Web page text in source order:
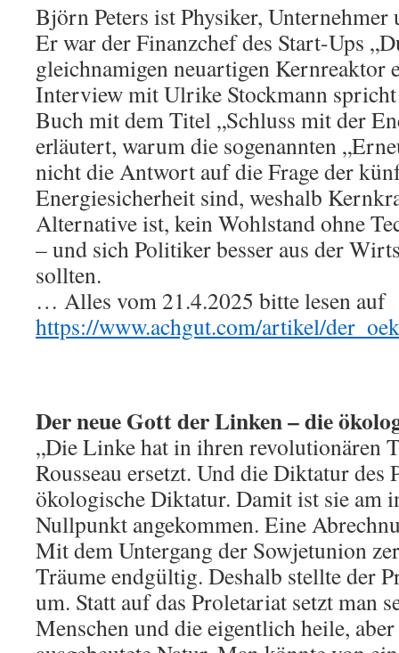
Björn Peters ist Physiker,
Er war der Finanzchef des Start-Ups
gleichnamigen neuartigen Kernreaktor
Interview mit Ulrike Stockmann spricht
Buch mit dem Titel „Schluss mit der
erläutert, warum die sogenannten
nicht die Antwort auf die Frage der
Energiesicherheit sind, weshalb
Alternative ist, kein Wohlstand ohne
– und sich Politiker besser aus der
sollten.
… Alles vom 21.4.2025 bitte lesen auf
https://www.achgut.com/artikel/
Der neue Gott der Linken – die
„Die Linke hat in ihren revolutionären
Rousseau ersetzt. Und die Diktatur des
ökologische Diktatur. Damit ist sie am
Nullpunkt angekommen. Eine
Mit dem Untergang der Sowjetunion
Träume endgültig. Deshalb stellte der
um. Statt auf das Proletariat setzt man
Menschen und die eigentlich heile,